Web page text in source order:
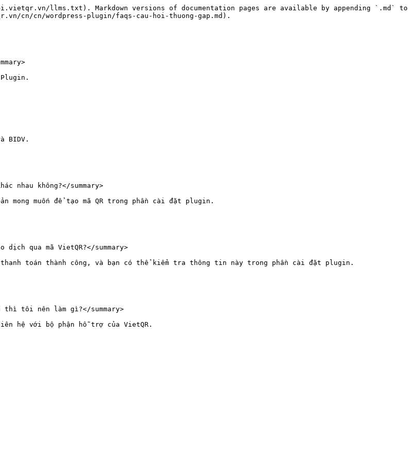
llms.txt). Markdown versions of documentation pages are available by appending `.md` to
cn/cn/wordpress-plugin/faqs-cau-hoi-thuong-gap.md).
BIDV.
nhau không?</summary>
muốn để tạo mã QR trong phần cài đặt plugin.
qua mã VietQR?</summary>
toán thành công, và bạn có thể kiểm tra thông tin này trong phần cài đặt plugin.
thì tôi nên làm gì?</summary>
hệ với bộ phận hỗ trợ của VietQR.